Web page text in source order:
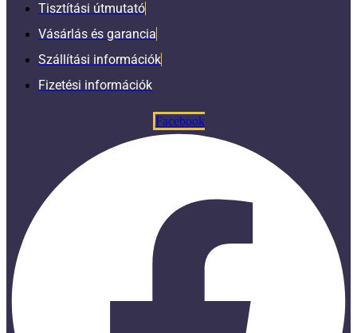
Tisztítási útmutató
Vásárlás és garancia
Szállítási információk
Fizetési információk
Facebook